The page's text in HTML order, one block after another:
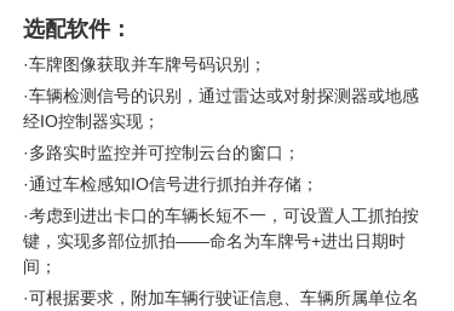
选配软件：
·车牌图像获取并车牌号码识别；
·车辆检测信号的识别，通过雷达或对射探测器或地感
经IO控制器实现；
·多路实时监控并可控制云台的窗口；
·通过车检感知IO信号进行抓拍并存储；
·考虑到进出卡口的车辆长短不一，可设置人工抓拍按
键，实现多部位抓拍——命名为车牌号+进出日期时
间；
·可根据要求，附加车辆行驶证信息、车辆所属单位名